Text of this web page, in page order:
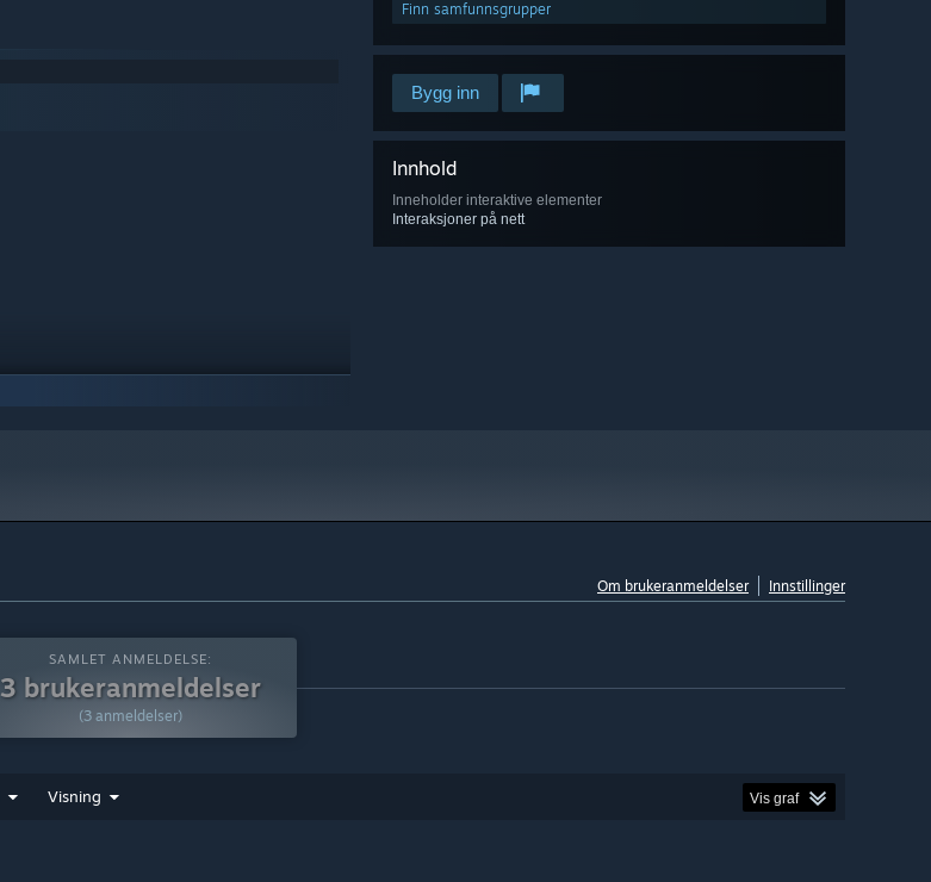
Finn samfunnsgrupper
Bygg inn
Innhold
Inneholder interaktive elementer
Interaksjoner på nett
Om brukeranmeldelser Innstillinger
SAMLET ANMELDELSE:
3 brukeranmeldelser
(3 anmeldelser)
Visning Vis graf